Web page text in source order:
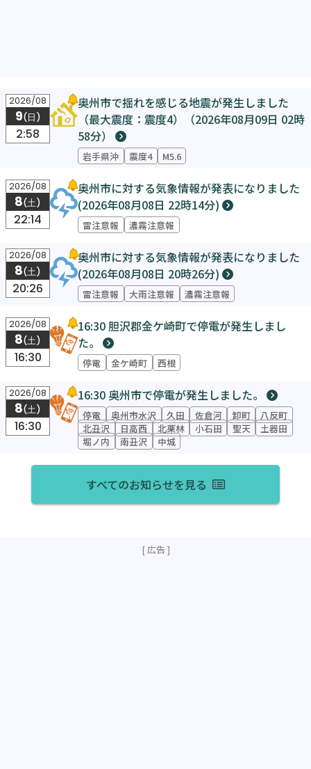
2026/08
9(日)
2:58
奥州市で揺れを感じる地震が発生しました
（最大震度：震度4）（2026年08月09日 02時
58分）
岩手県沖 震度4 M5.6
2026/08
8(土)
22:14
奥州市に対する気象情報が発表になりました
(2026年08月08日 22時14分)
雷注意報 濃霧注意報
2026/08
8(土)
20:26
奥州市に対する気象情報が発表になりました
(2026年08月08日 20時26分)
雷注意報 大雨注意報 濃霧注意報
2026/08
8(土)
16:30
16:30 胆沢郡金ケ崎町で停電が発生しまし
た。
停電 金ケ崎町 西根
2026/08
8(土)
16:30
16:30 奥州市で停電が発生しました。
停電 奥州市水沢 久田 佐倉河 卸町
八反町
北丑沢
日高西 北栗林 小石田 聖天
土器田
堀ノ内
南丑沢 中城
すべてのお知らせを見る